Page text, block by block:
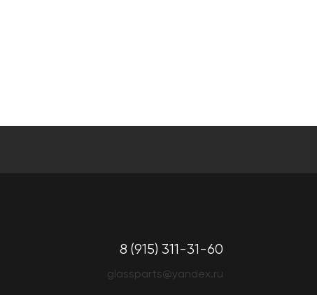
8 (915) 311-31-60
glassparts@yandex.ru